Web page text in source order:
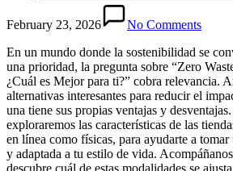
February 23, 2026
No Comments
En un mundo donde la sostenibilidad se
una prioridad, la pregunta sobre “Zero
¿Cuál es Mejor para ti?” cobra relevancia.
alternativas interesantes para reducir el
una tiene sus propias ventajas y
exploraremos las características de las
en línea como físicas, para ayudarte a
y adaptada a tu estilo de vida.
descubre cuál de estas modalidades se